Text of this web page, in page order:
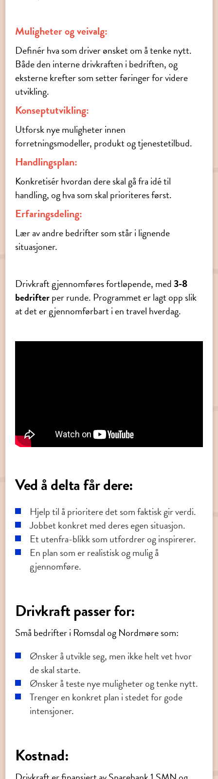
Muligheter og veivalg:
Definér hva som driver ønsket om å tenke nytt.
Både den interne drivkraften i bedriften, og
eksterne krefter som setter føringer for videre
utvikling.
Konseptutvikling:
Utforsk nye muligheter innen
forretningsmodeller, produkt og tjenestetilbud.
Handlingsplan:
Konkretisér hvordan dere skal gå fra idé til
handling, og hva som skal prioriteres først.
Erfaringsdeling:
Lær av andre bedrifter som står i lignende
situasjoner.
Drivkraft gjennomføres fortløpende, med3-8
bedrifterper runde. Programmet er lagt opp slik
at det er gjennomførbart i en travel hverdag.
Ved å delta får dere:
Hjelp til å prioritere det som faktisk gir verdi.
Jobbet konkret med deres egen situasjon.
Et utenfra-blikk som utfordrer og inspirerer.
En plan som er realistisk og mulig å
gjennomføre.
Drivkraft passer for:
Små bedrifter i Romsdal og Nordmøre som:
Ønsker å utvikle seg, men ikke helt vet hvor
de skal starte.
Ønsker å teste nye muligheter og tenke nytt.
Trenger en konkret plan i stedet for gode
intensjoner.
Kostnad: